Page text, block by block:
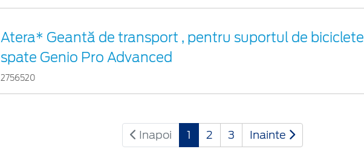
Atera* Geantă de transport , pentru suportul de biciclete
spate Genio Pro Advanced
2756520
Inapoi 1 2 3 Inainte